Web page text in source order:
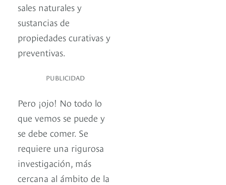
sales naturales y
sustancias de
propiedades curativas y
preventivas.
PUBLICIDAD
Pero ¡ojo! No todo lo
que vemos se puede y
se debe comer. Se
requiere una rigurosa
investigación, más
cercana al ámbito de la